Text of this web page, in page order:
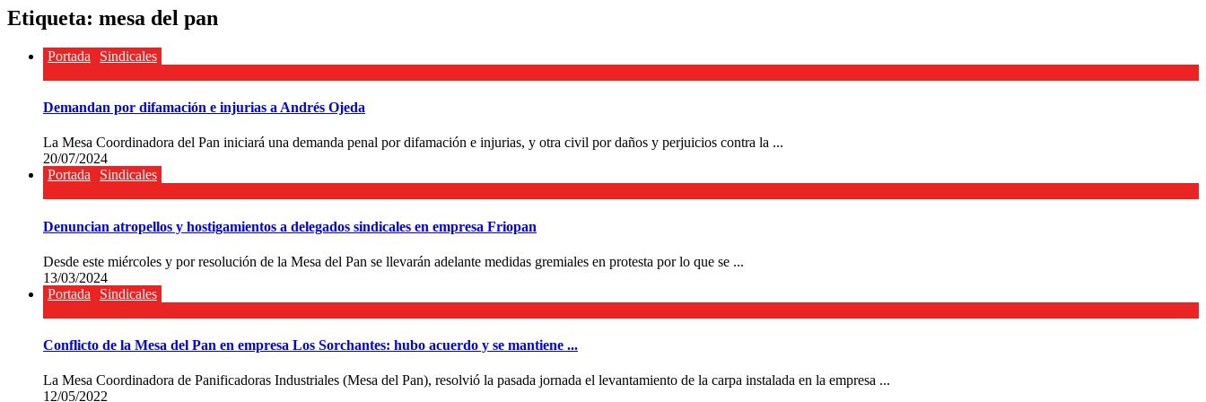
Etiqueta: mesa del pan
Portada Sindicales
Demandan por difamación e injurias a Andrés Ojeda
La Mesa Coordinadora del Pan iniciará una demanda penal por difamación e injurias, y otra civil por daños y perjuicios contra la ...
20/07/2024
Portada
Sindicales
Denuncian atropellos y hostigamientos a delegados sindicales en empresa Friopan
Desde este miércoles y por resolución de la Mesa del Pan se llevarán adelante medidas gremiales en protesta por lo que se ...
13/03/2024
Portada
Sindicales
Conflicto de la Mesa del Pan en empresa Los Sorchantes: hubo acuerdo y se mantiene ...
La Mesa Coordinadora de Panificadoras Industriales (Mesa del Pan), resolvió la pasada jornada el levantamiento de la carpa instalada en la empresa ...
12/05/2022